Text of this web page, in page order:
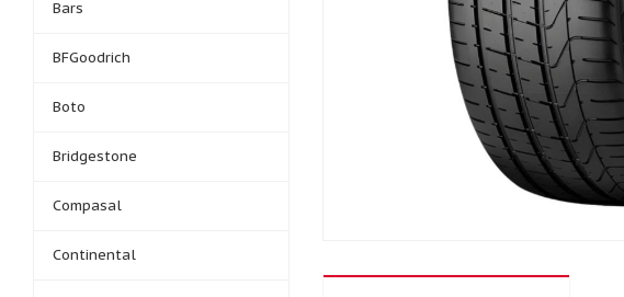
Bars
BFGoodrich
Boto
Bridgestone
Compasal
Continental